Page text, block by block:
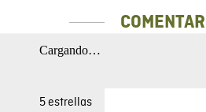
Cargando…
5 estrellas